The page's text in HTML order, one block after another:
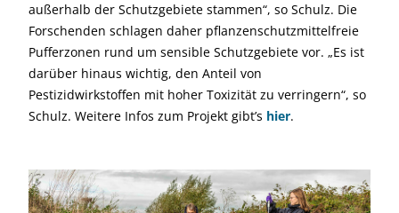
außerhalb der Schutzgebiete stammen“, so Schulz. Die
Forschenden schlagen daher pflanzenschutzmittelfreie
Pufferzonen rund um sensible Schutzgebiete vor. „Es ist
darüber hinaus wichtig, den Anteil von
Pestizidwirkstoffen mit hoher Toxizität zu verringern“, so
Schulz. Weitere Infos zum Projekt gibt’s hier.